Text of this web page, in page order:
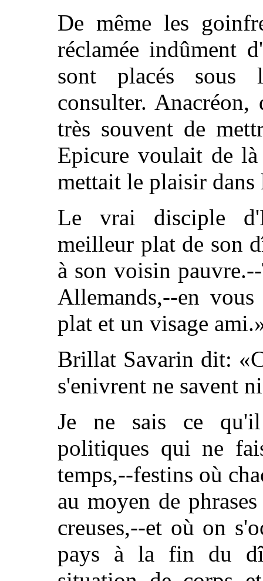
De même les
réclamée indûment
sont placés sous
consulter. Anacréon,
très souvent de
Epicure voulait de
mettait le plaisir dans
Le vrai disciple
meilleur plat de son
à son voisin
Allemands,--en
plat et un visage
Brillat Savarin dit:
s'enivrent ne savent
Je ne sais ce
politiques qui ne
temps,--festins où
au moyen de
creuses,--et où on
pays à la fin du